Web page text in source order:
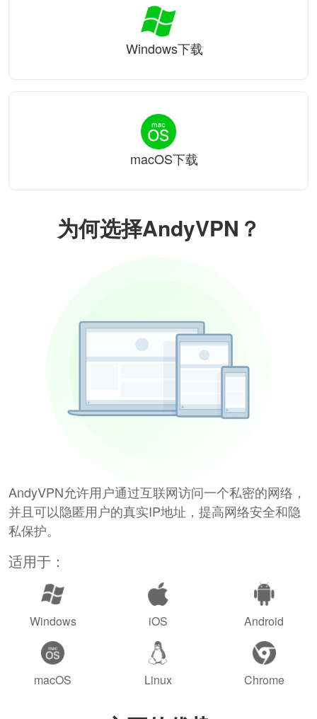
为何选择AndyVPN？
AndyVPN允许用户通过互联网访问一个私密的网络，
并且可以隐匿用户的真实IP地址，提高网络安全和隐
私保护。
适用于：
Windows iOS Android
macOS Linux Chrome
Windows下载
macOS下载